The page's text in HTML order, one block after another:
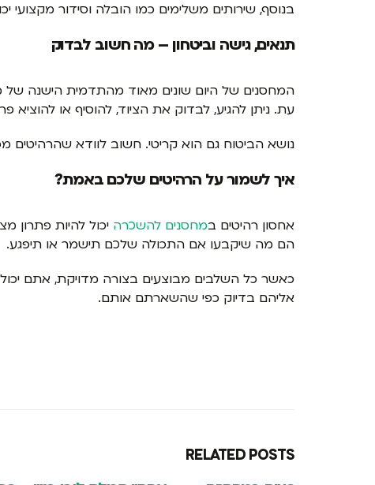
בנוסף, שירותים משלימים כמו הובלה וסידור
תנאים, גישה וביטחון – מה חשוב לבדוק
המחסנים של היום שונים מאוד מהתדמית הישנה של
עת. ניתן להגיע, לבדוק את הציוד, להוסיף או
נושא הביטוח גם הוא קריטי. חשוב לוודא
איך לשמור על הרהיטים שלכם באמת?
אחסון רהיטים במחסנים להשכרה יכול להיות פתרון
הם מה שיקבעו אם התכולה שלכם תישמר או תיפגע.
כאשר כל השלבים מבוצעים בצורה מדויקת, אתם
אליהם בדיוק כפי שהשארתם אותם.
RELATEDPOSTS